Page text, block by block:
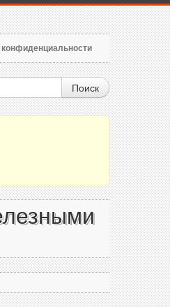
конфиденциальности
Поиск